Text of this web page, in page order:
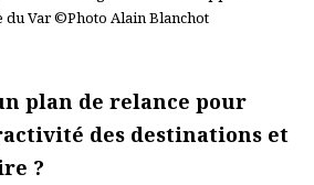
du Var ©Photo Alain Blanchot
plan de relance pour
des destinations et
?